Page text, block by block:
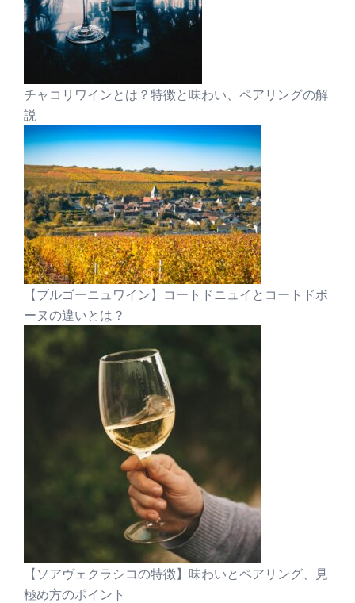
チャコリワインとは？特徴と味わい、ペアリングの解
説
【ブルゴーニュワイン】コートドニュイとコートドボ
ーヌの違いとは？
【ソアヴェクラシコの特徴】味わいとペアリング、見
極め方のポイント